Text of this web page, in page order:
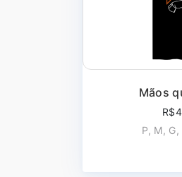
Mãos
P, M, G,